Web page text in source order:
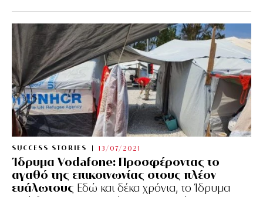
SUCCESS STORIES 13/07/2021
Ίδρυμα Vodafone: Προσφέροντας το
αγαθό της επικοινωνίας στους πλέον
ευάλωτους Εδώ και δέκα χρόνια, το Ίδρυμα